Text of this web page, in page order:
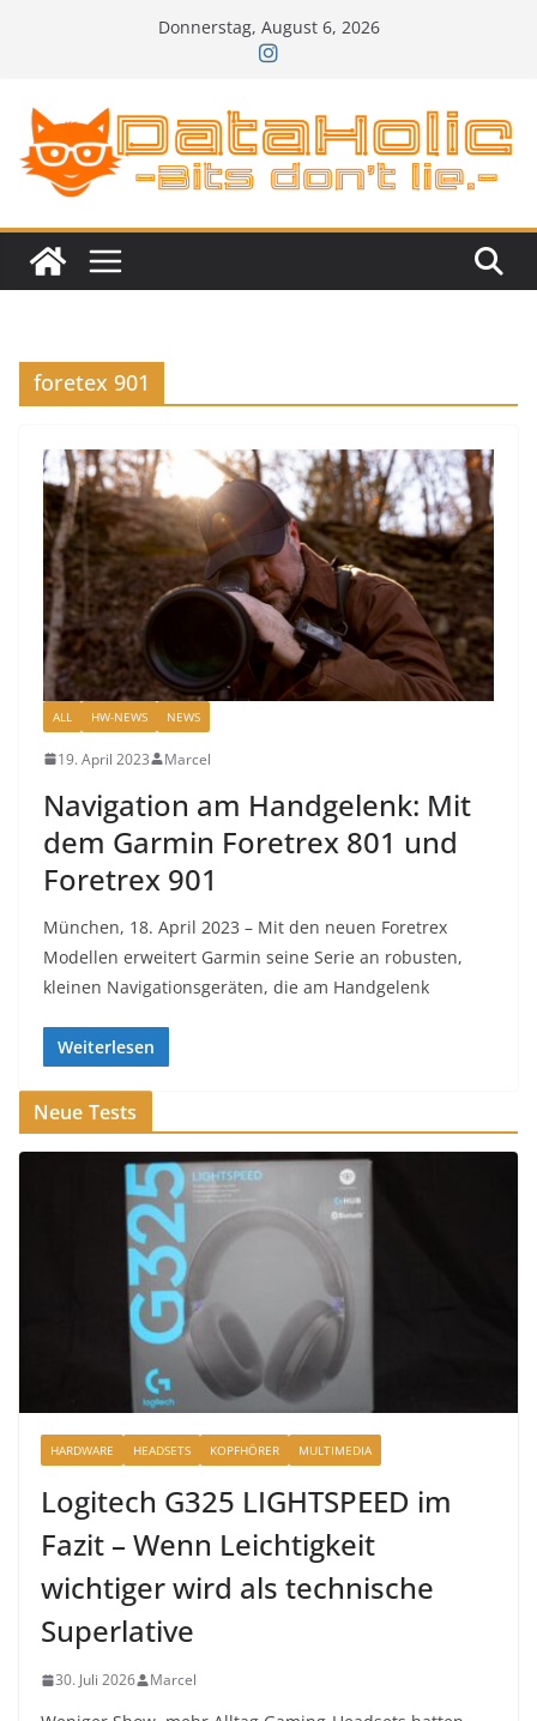
Donnerstag, August 6, 2026
foretex 901
ALL HW-NEWS NEWS
19. April 2023 Marcel
Navigation am Handgelenk: Mit
dem Garmin Foretrex 801 und
Foretrex 901
München, 18. April 2023 – Mit den neuen Foretrex
Modellen erweitert Garmin seine Serie an robusten,
kleinen Navigationsgeräten, die am Handgelenk
Weiterlesen
Neue Tests
HARDWARE HEADSETS KOPFHÖRER MULTIMEDIA
Logitech G325 LIGHTSPEED im
Fazit – Wenn Leichtigkeit
wichtiger wird als technische
Superlative
30. Juli 2026 Marcel